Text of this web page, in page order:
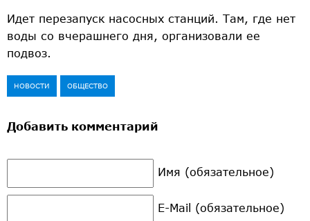
Идет перезапуск насосных станций. Там, где нет
воды со вчерашнего дня, организовали ее
подвоз.
НОВОСТИ ОБЩЕСТВО
Добавить комментарий
Имя (обязательное)
E-Mail (обязательное)